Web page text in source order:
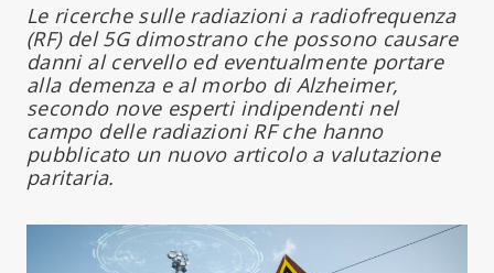
Le ricerche sulle radiazioni a radiofrequenza
(RF) del 5G dimostrano che possono causare
danni al cervello ed eventualmente portare
alla demenza e al morbo di Alzheimer,
secondo nove esperti indipendenti nel
campo delle radiazioni RF che hanno
pubblicato un nuovo articolo a valutazione
paritaria.